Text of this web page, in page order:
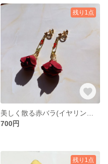
残り1点
700円
残り1点